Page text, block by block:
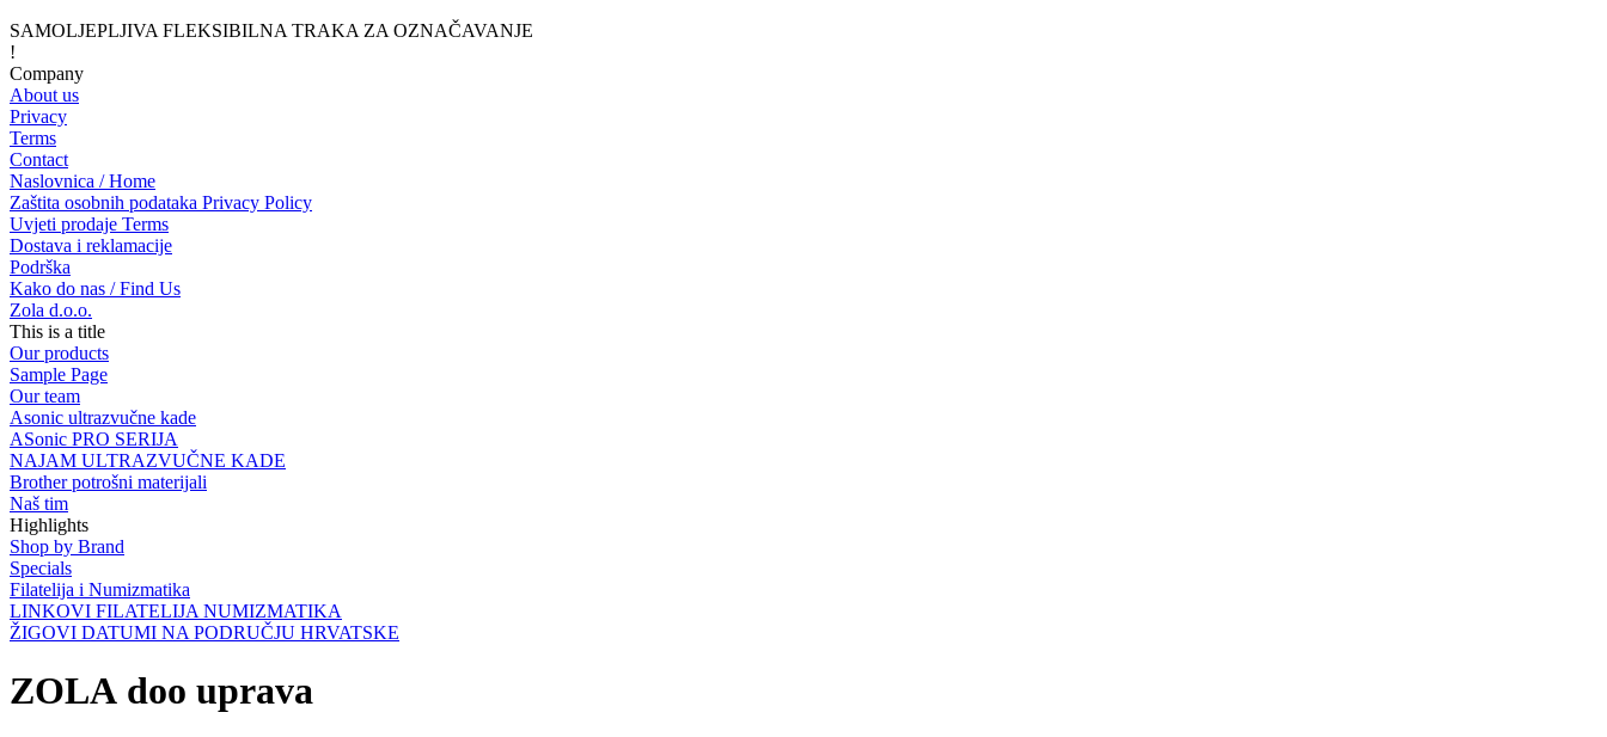
SAMOLJEPLJIVA FLEKSIBILNA TRAKA ZA OZNAČAVANJE
!
Company
About us
Privacy
Terms
Contact
Naslovnica / Home
Zaštita osobnih podataka Privacy Policy
Uvjeti prodaje Terms
Dostava i reklamacije
Podrška
Kako do nas / Find Us
Zola d.o.o.
This is a title
Our products
Sample Page
Our team
Asonic ultrazvučne kade
ASonic PRO SERIJA
NAJAM ULTRAZVUČNE KADE
Brother potrošni materijali
Naš tim
Highlights
Shop by Brand
Specials
Filatelija i Numizmatika
LINKOVI FILATELIJA NUMIZMATIKA
ŽIGOVI DATUMI NA PODRUČJU HRVATSKE
ZOLA doo uprava